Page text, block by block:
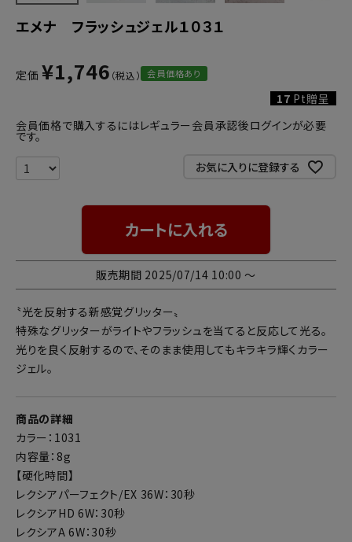
エメナ フラッシュジェル１０３１
定価 ¥1,746 会員価格あり
17 Pt贈呈
会員価格で購入するにはレギュラー会員承認後ログインが必要
です。
お気に入りに登録する
カートに入れる
販売期間 2025/07/14 10:00 〜
〝光を反射する新感覚グリッター〟
特殊なグリッターがライトやフラッシュを当てると反応して光る。
光りを良く反射するので、そのまま使用してもキラキラ輝くカラー
ジェル。
商品の詳細
カラー：1031
内容量：8g
【硬化時間】
レクシアパーフェクト/EX 36W：30秒
レクシアHD 6W：30秒
レクシアA 6W：30秒